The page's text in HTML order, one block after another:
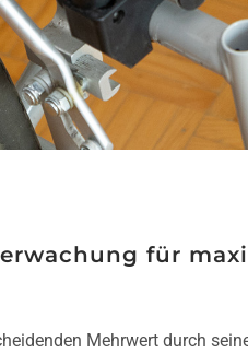
für
Mehrwert durch